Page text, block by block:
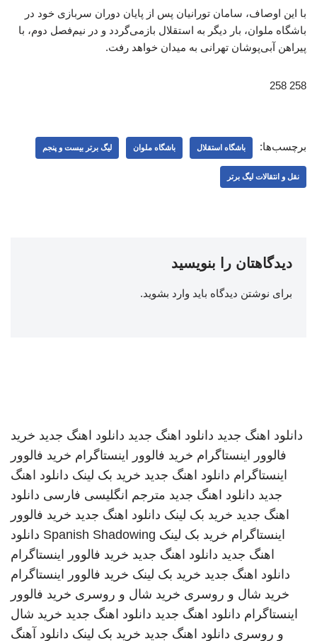
با این اوصاف، سامان تورانیان پس از پایان دوران سربازی خود در
باشگاه ملوان، بار دیگر به استقلال بازمی‌گردد و در نیم‌فصل دوم، با
پیراهن آبی‌پوشان تهرانی به میدان خواهد رفت.
258 258
برچسب‌ها: باشگاه استقلال باشگاه ملوان لیگ برتر بیست و پنجم
نقل و انتقالات لیگ برتر
دیدگاهتان را بنویسید
برای نوشتن دیدگاه باید وارد بشوید.
دانلود اهنگ جدید دانلود اهنگ جدید دانلود اهنگ جدید خرید
فالوور اینستاگرام خرید فالوور اینستاگرام خرید فالوور
اینستاگرام دانلود اهنگ جدید خرید بک لینک دانلود اهنگ
جدید دانلود اهنگ جدید مترجم انگلیسی فارسی دانلود
اهنگ جدید خرید بک لینک دانلود اهنگ جدید خرید فالوور
اینستاگرام خرید بک لینک Spanish Shadowing دانلود
اهنگ جدید دانلود اهنگ جدید خرید فالوور اینستاگرام
دانلود اهنگ جدید خرید بک لینک خرید فالوور اینستاگرام
خرید شال و روسری خرید شال و روسری خرید فالوور
اینستاگرام دانلود اهنگ جدید دانلود اهنگ جدید خرید شال
و روسری دانلود اهنگ جدید خرید بک لینک دانلود آهنگ